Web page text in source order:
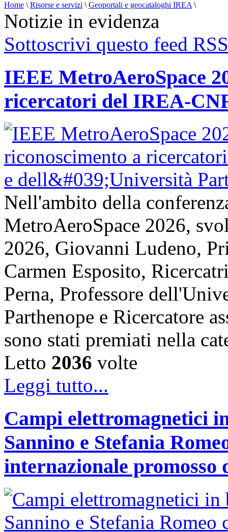
Home \ Risorse e servizi \ Geoportali e geocataloghi IREA \
Notizie in evidenza
Sottoscrivi questo feed RSS
IEEE MetroAeroSpace
ricercatori del IREA-
Nell'ambito della
MetroAeroSpace 2026,
2026, Giovanni Ludeno,
Carmen Esposito,
Perna, Professore
Parthenope e Ricercatore
sono stati premiati nella
Letto 2036 volte
Leggi tutto...
Campi elettromagnetici
Sannino e Stefania
internazionale promosso